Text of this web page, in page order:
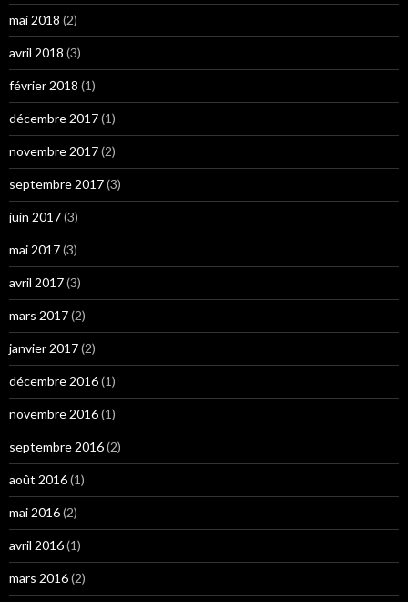
mai 2018 (2)
avril 2018 (3)
février 2018 (1)
décembre 2017(1)
novembre 2017(2)
septembre 2017(3)
juin 2017(3)
mai 2017(3)
avril 2017(3)
mars 2017(2)
janvier 2017(2)
décembre 2016(1)
novembre 2016(1)
septembre 2016(2)
août 2016(1)
mai 2016(2)
avril 2016(1)
mars 2016(2)